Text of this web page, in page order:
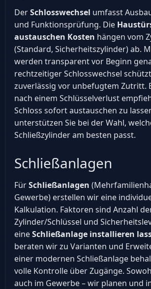
DerSchlosswechsel umfasst
und Funktionsprüfung. Die
austauschen Kosten hängen vom
(Standard, Sicherheitszylinder) ab.
werden transparent vor Beginn
rechtzeitiger Schlosswechsel
zuverlässig vor unbefugtem Zutritt.
nach einem Schlüsselverlust
Schloss sofort austauschen zu
unterstützen Sie bei der Wahl,
Schließzylinder am besten passt.
Schließanlagen
FürSchließanlagen
Gewerbe) erstellen wir eine
Kalkulation. Faktoren sind Anzahl
Zylinder/Schlüssel und
eineSchließanlage installieren
beraten wir zu Varianten und
einer modernen Schließanlage
volle Kontrolle über Zugänge.
auch im Gewerbe – wir planen und